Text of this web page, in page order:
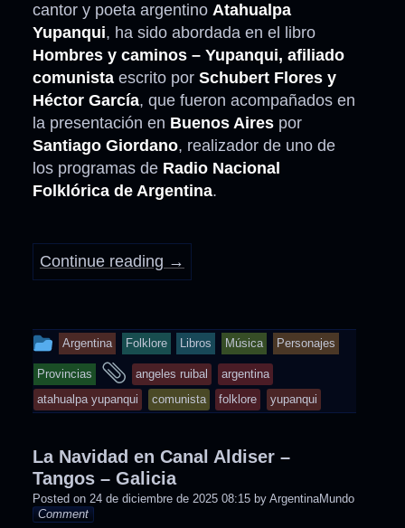
cantor y poeta argentino Atahualpa
Yupanqui, ha sido abordada en el libro
Hombres y caminos – Yupanqui, afiliado
comunista escrito por Schubert Flores y
Héctor García, que fueron acompañados en
la presentación en Buenos Aires por
Santiago Giordano, realizador de uno de
los programas de Radio Nacional
Folklórica de Argentina.
Continue reading →
This
entry
was
posted
Argentina Folklore Libros Música Personajes
Provincias
and
tagged
angeles ruibal
argentina
atahualpa yupanqui
comunista folklore yupanqui
La Navidad en Canal Aldiser –
Tangos – Galicia
Posted on 24 de diciembre de 2025 08:15 by ArgentinaMundo
Comment